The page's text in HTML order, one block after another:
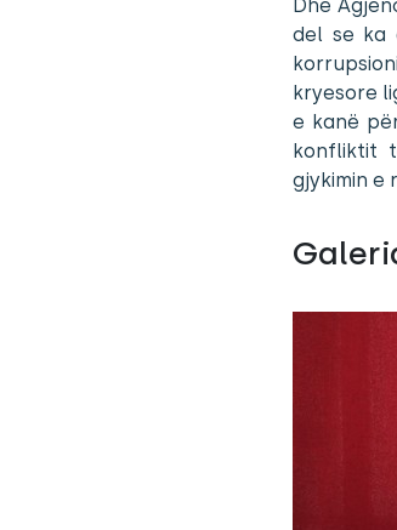
Dhe
del se ka
kryesore
e kanë
konfliktit
gjykimin e